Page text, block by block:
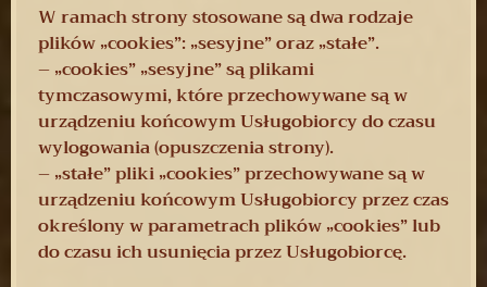
W ramach strony stosowane są dwa rodzaje
plików „cookies”: „sesyjne” oraz „stałe”.
– „cookies” „sesyjne” są plikami
tymczasowymi, które przechowywane są w
urządzeniu końcowym Usługobiorcy do czasu
wylogowania (opuszczenia strony).
– „stałe” pliki „cookies” przechowywane są w
urządzeniu końcowym Usługobiorcy przez czas
określony w parametrach plików „cookies” lub
do czasu ich usunięcia przez Usługobiorcę.